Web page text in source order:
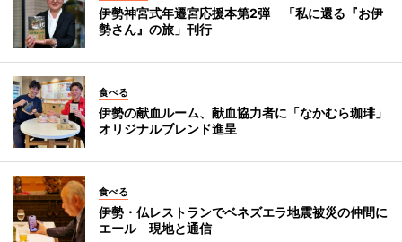
伊勢神宮式年遷宮応援本第2弾 「私に還る『お伊
勢さん』の旅」刊行
食べる
伊勢の献血ルーム、献血協力者に「なかむら珈琲」
オリジナルブレンド進呈
食べる
伊勢・仏レストランでベネズエラ地震被災の仲間に
エール 現地と通信